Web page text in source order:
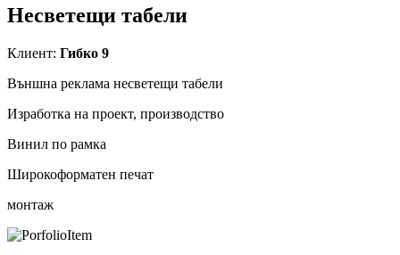
Несветещи табели
Клиент: Гибко 9
Външна реклама несветещи табели
Изработка на проект, производство
Винил по рамка
Широкоформатен печат
монтаж